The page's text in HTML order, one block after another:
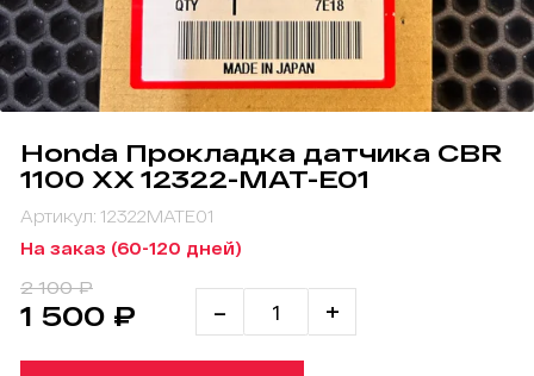
Honda Прокладка датчика CBR
1100 XX 12322-MAT-E01
Артикул: 12322MATE01
На заказ (60-120 дней)
2 100 ₽
1 500 ₽ - +